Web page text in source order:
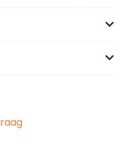
Theatre
Navy is 16 cm lang,
dit compacte formaat
Theatre